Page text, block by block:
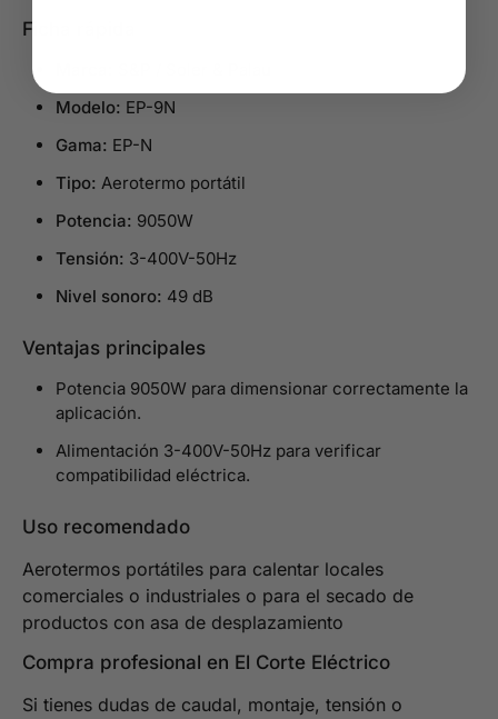
Ficha rápida
Modelo: EP-9N
Gama: EP-N
Tipo: Aerotermo portátil
Potencia: 9050W
Tensión: 3-400V-50Hz
Nivel sonoro: 49 dB
Ventajas principales
Potencia 9050W para dimensionar correctamente la
aplicación.
Alimentación 3-400V-50Hz para verificar
compatibilidad eléctrica.
Uso recomendado
Aerotermos portátiles para calentar locales
comerciales o industriales o para el secado de
productos con asa de desplazamiento
Compra profesional en El Corte Eléctrico
Si tienes dudas de caudal, montaje, tensión o